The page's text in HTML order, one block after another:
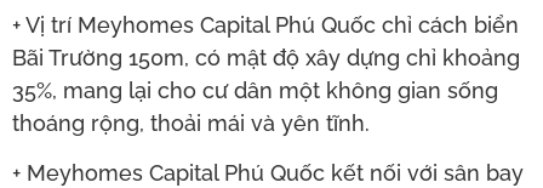
+ Vị trí Meyhomes Capital Phú Quốc chỉ cách biển
Bãi Trường 150m, có mật độ xây dựng chỉ khoảng
35%, mang lại cho cư dân một không gian sống
thoáng rộng, thoải mái và yên tĩnh.
+ Meyhomes Capital Phú Quốc kết nối với sân bay